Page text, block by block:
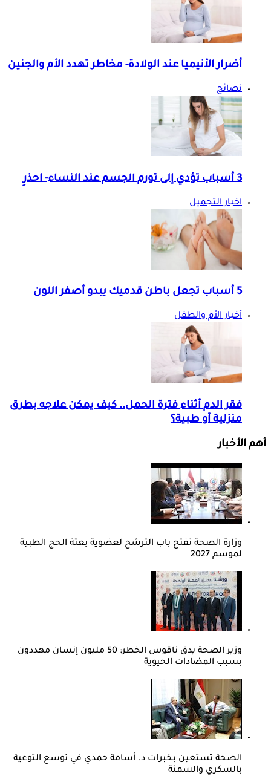
أضرار الأنيميا عند الولادة- مخاطر تهدد الأم والجنين
نصائح
3 أسباب تؤدي إلى تورم الجسم عند النساء- احذرِ
اخبار التجميل
5 أسباب تجعل باطن قدميك يبدو أصفر اللون
أخبار الأم والطفل
فقر الدم أثناء فترة الحمل.. كيف يمكن علاجه بطرق
منزلية أو طبية؟
أهم الأخبار
وزارة الصحة تفتح باب الترشح لعضوية بعثة الحج الطبية
لموسم 2027
وزير الصحة يدق ناقوس الخطر: 50 مليون إنسان مهددون
بسبب المضادات الحيوية
الصحة تستعين بخبرات د. أسامة حمدي في توسع التوعية
بالسكري والسمنة